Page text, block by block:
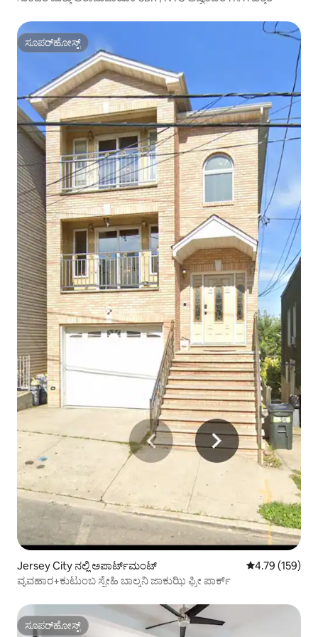
ಸೂಪರ್‌ಹೋಸ್ಟ್
ಸೂಪರ್‌ಹೋಸ್ಟ್
Jersey City ನಲ್ಲಿ ಅಪಾರ್ಟ್‌ಮಂಟ್ 5 ರಲ್ಲಿ 4.79
4.79 (159)
ವ್ಯವಹಾರ+ಕುಟುಂಬ ಸ್ನೇಹಿ ಬಾಲ್ಕನಿ ಜಾಕುಝಿ ಫ್ರೀ ಪಾರ್ಕ್
ಸೂಪರ್‌ಹೋಸ್ಟ್
ಸೂಪರ್‌ಹೋಸ್ಟ್